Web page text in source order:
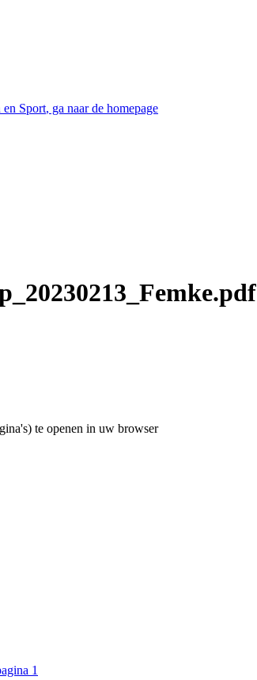
Sport, ga naar de homepage
te openen in uw browser
1